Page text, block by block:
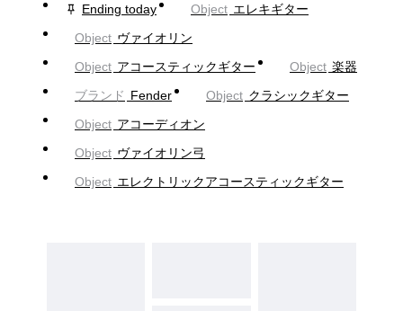
Ending today
Object エレキギター
Object ヴァイオリン
Object アコースティックギター Object 楽器
ブランド Fender Object クラシックギター
Object アコーディオン
Object ヴァイオリン弓
Object エレクトリックアコースティックギター